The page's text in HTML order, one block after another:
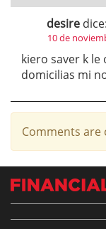
desire dice:
10 de
kiero saver k le
domicilias mi
Comments are